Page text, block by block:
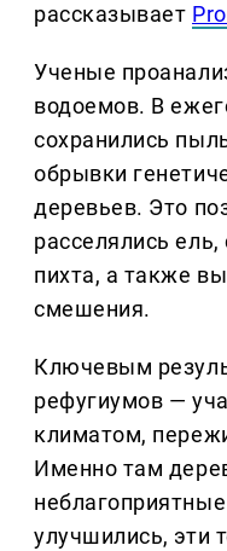
рассказывает
Ученые
водоемов. В
сохранились
обрывки
деревьев. Это
расселялись
пихта, а также
смешения.
Ключевым
рефугиумов —
климатом,
Именно там
улучшились, эти